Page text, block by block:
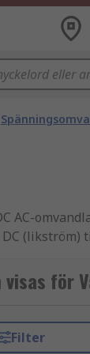
AC-
(likström)
apparater.
för
Filter